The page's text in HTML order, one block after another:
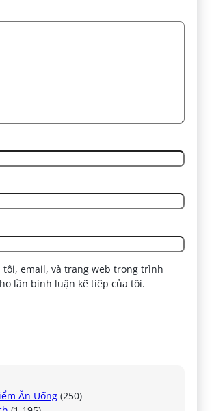
tôi, email, và trang web trong trình
lần bình luận kế tiếp của tôi.
Ăn Uống (250)